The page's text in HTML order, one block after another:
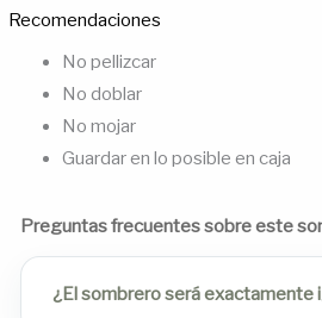
Recomendaciones
No pellizcar
No doblar
No mojar
Guardar en lo posible en caja
Preguntas frecuentes sobre este
¿El sombrero será exactamente